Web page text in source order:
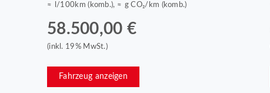
≈ l/100km (komb.), ≈ g CO₂/km (komb.)
58.500,00 €
(inkl. 19% MwSt.)
Fahrzeug anzeigen